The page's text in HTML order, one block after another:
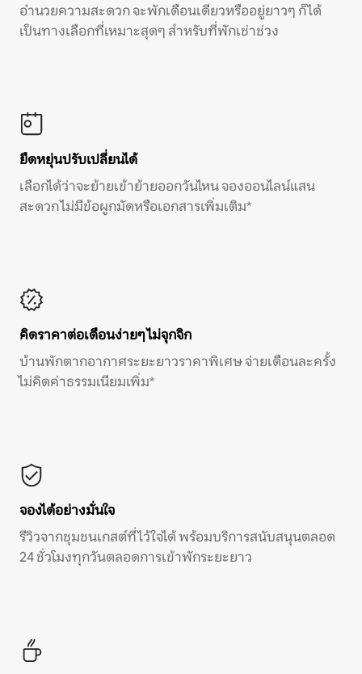
อำนวยความสะดวก จะพักเดือนเดียวหรืออยู่ยาวๆ ก็ได้
เป็นทางเลือกที่เหมาะสุดๆ สำหรับที่พักเช่าช่วง
ยืดหยุ่นปรับเปลี่ยนได้
เลือกได้ว่าจะย้ายเข้าย้ายออกวันไหน จองออนไลน์แสน
สะดวก ไม่มีข้อผูกมัดหรือเอกสารเพิ่มเติม*
คิดราคาต่อเดือนง่ายๆ ไม่จุกจิก
บ้านพักตากอากาศระยะยาวราคาพิเศษ จ่ายเดือนละครั้ง
ไม่คิดค่าธรรมเนียมเพิ่ม*
จองได้อย่างมั่นใจ
รีวิวจากชุมชนเกสต์ที่ไว้ใจได้ พร้อมบริการสนับสนุนตลอด
24 ชั่วโมงทุกวันตลอดการเข้าพักระยะยาว